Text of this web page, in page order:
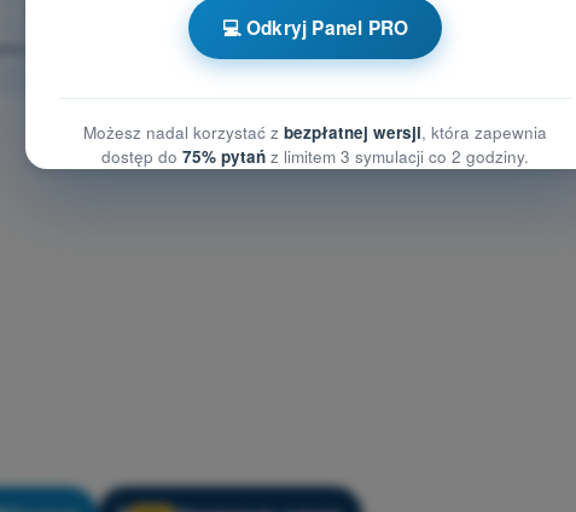
Pytania treningowe Dron STS - Prawo lotnicze
💻 Odkryj Panel PRO
Możesz nadal korzystać z bezpłatnej wersji, która zapewnia
dostęp do 75% pytań z limitem 3 symulacji co 2 godziny.